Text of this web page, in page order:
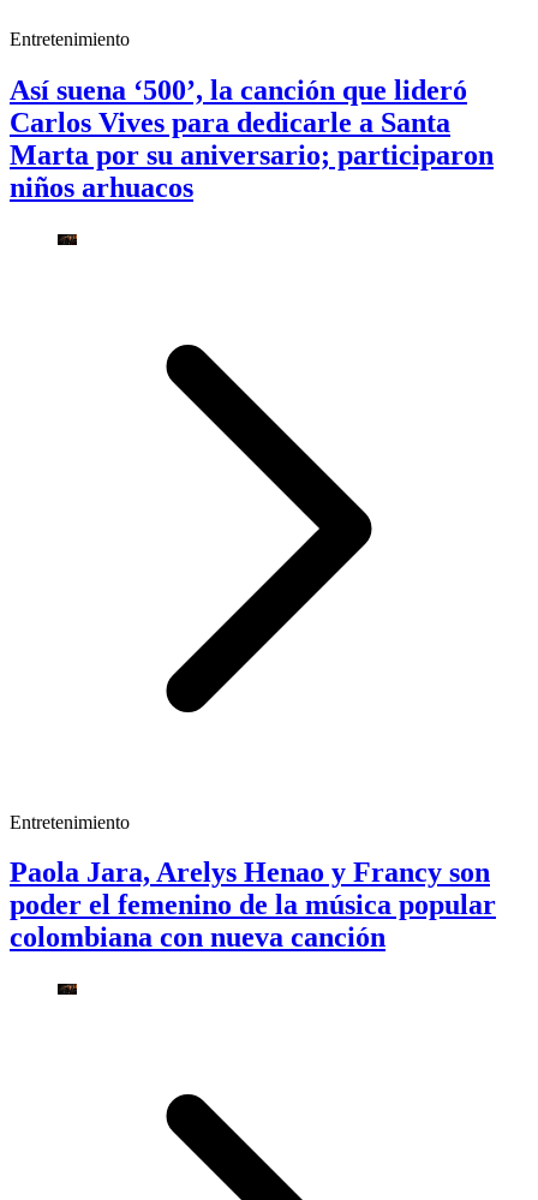
Entretenimiento
Así suena ‘500’, la canción que lideró
Carlos Vives para dedicarle a Santa
Marta por su aniversario; participaron
niños arhuacos
Entretenimiento
Paola Jara, Arelys Henao y Francy son
poder el femenino de la música popular
colombiana con nueva canción